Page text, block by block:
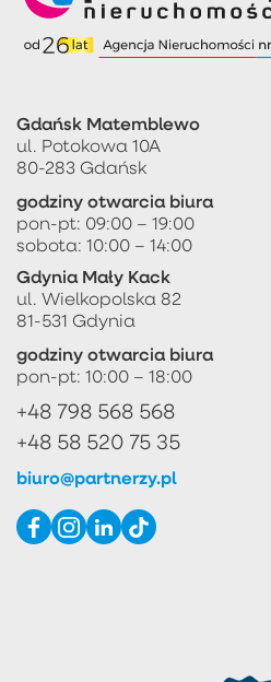
Gdańsk Matemblewo
ul. Potokowa 10A
80-283 Gdańsk
godziny otwarcia biura
pon-pt: 09:00 – 19:00
sobota: 10:00 – 14:00
Gdynia Mały Kack
ul. Wielkopolska 82
81-531 Gdynia
godziny otwarcia biura
pon-pt: 10:00 – 18:00
+48 798 568 568
+48 58 520 75 35
biuro@partnerzy.pl